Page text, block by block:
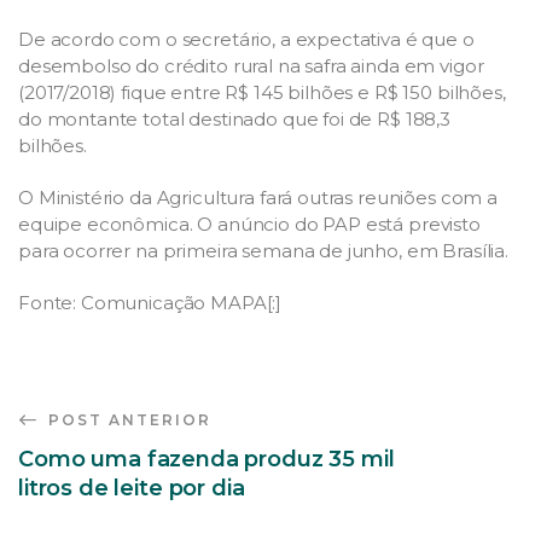
De acordo com o secretário, a expectativa é que o
desembolso do crédito rural na safra ainda em vigor
(2017/2018) fique entre R$ 145 bilhões e R$ 150 bilhões,
do montante total destinado que foi de R$ 188,3
bilhões.
O Ministério da Agricultura fará outras reuniões com a
equipe econômica. O anúncio do PAP está previsto
para ocorrer na primeira semana de junho, em Brasília.
Fonte: Comunicação MAPA[:]
POST ANTERIOR
Como uma fazenda produz 35 mil
litros de leite por dia